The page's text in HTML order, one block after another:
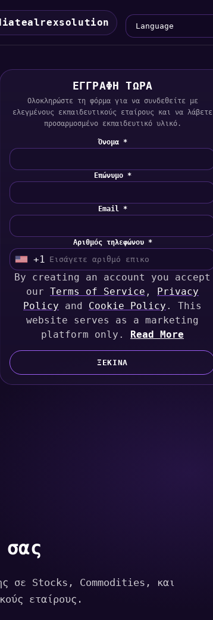
Language
ΕΓΓΡΑΦΗ ΤΩΡΑ
Ολοκληρώστε τη φόρμα για να συνδεθείτε με
ελεγμένους εκπαιδευτικούς εταίρους και να λάβετε
προσαρμοσμένο εκπαιδευτικό υλικό.
Όνομα *
Επώνυμο *
Email *
Αριθμός τηλεφώνου *
U
n
i
t
e
S
a
+1
By creating an account you accept
ourTerms of Service ,
Privacy
Policy and Cookie Policy . This
website serves as a marketing
platform only.
Read More
ΞΕΚΊΝΑ
σε Stocks, Commodities, και
εταίρους.